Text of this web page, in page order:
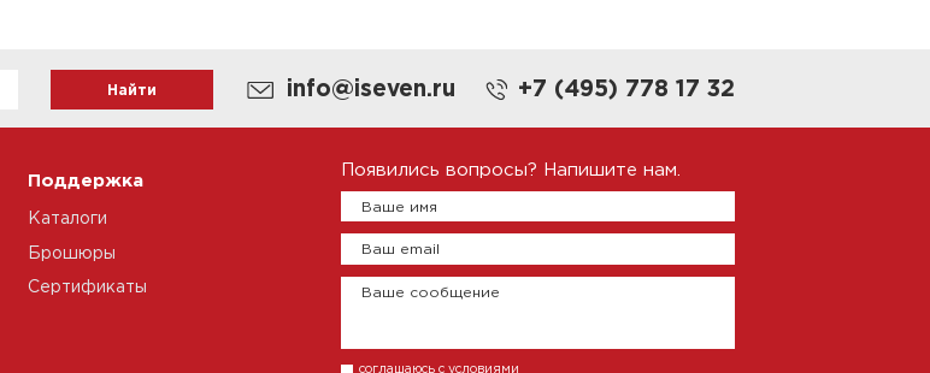
info@iseven.ru +7 (495) 778 17 32
Поддержка
Каталоги
Брошюры
Сертификаты
Появились вопросы? Напишите нам.
Ваше имя
Ваш email
Ваше сообщение
соглашаюсь с условиями